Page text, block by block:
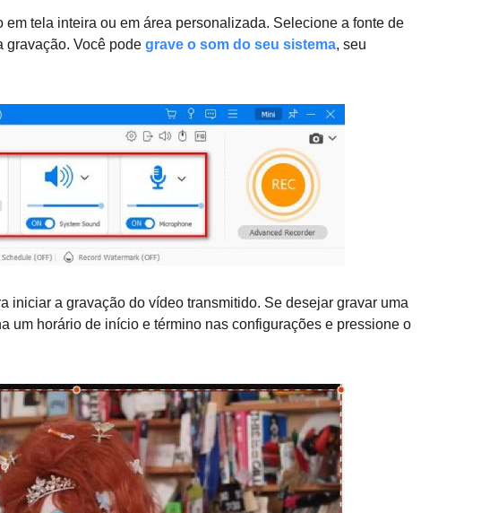
em tela inteira ou em área personalizada. Selecione a fonte de
gravação. Você pode grave o som do seu sistema, seu
iniciar a gravação do vídeo transmitido. Se desejar gravar uma
um horário de início e término nas configurações e pressione o